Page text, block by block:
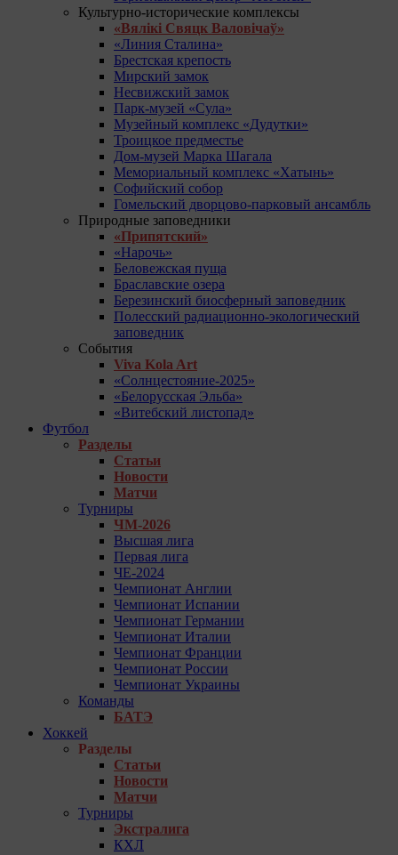
Культурно-исторические комплексы
«Вялікі Свяцк Валовічаў»
«Линия Сталина»
Брестская крепость
Мирский замок
Несвижский замок
Парк-музей «Сула»
Музейный комплекс «Дудутки»
Троицкое предместье
Дом-музей Марка Шагала
Мемориальный комплекс «Хатынь»
Софийский собор
Гомельский дворцово-парковый ансамбль
Природные заповедники
«Припятский»
«Нарочь»
Беловежская пуща
Браславские озера
Березинский биосферный заповедник
Полесский радиационно-экологический
заповедник
События
Viva Kola Art
«Солнцестояние-2025»
«Белорусская Эльба»
«Витебский листопад»
Футбол
Разделы
Статьи
Новости
Матчи
Турниры
ЧМ-2026
Высшая лига
Первая лига
ЧЕ-2024
Чемпионат Англии
Чемпионат Испании
Чемпионат Германии
Чемпионат Италии
Чемпионат Франции
Чемпионат России
Чемпионат Украины
Команды
БАТЭ
Хоккей
Разделы
Статьи
Новости
Матчи
Турниры
Экстралига
КХЛ